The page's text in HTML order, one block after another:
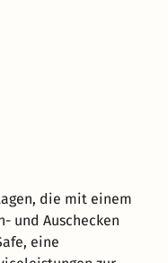
die mit einem
und Auschecken
eine